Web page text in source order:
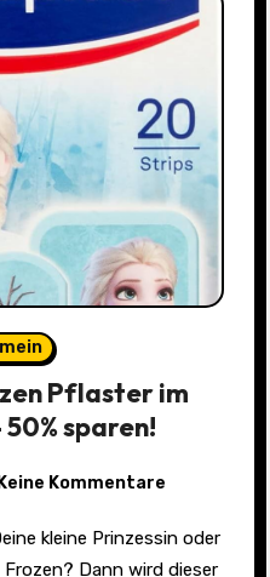
Pflaster im
sparen!
Keine Kommentare
Dann wird dieser